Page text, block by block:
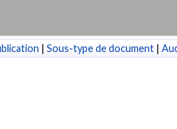
| Sous-type de document |